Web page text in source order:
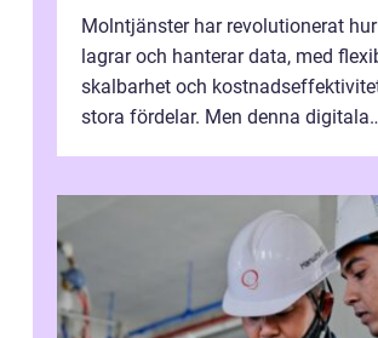
Molntjänster har revolutionerat
lagrar och hanterar data, med
skalbarhet och
stora fördelar. Men denna digitala